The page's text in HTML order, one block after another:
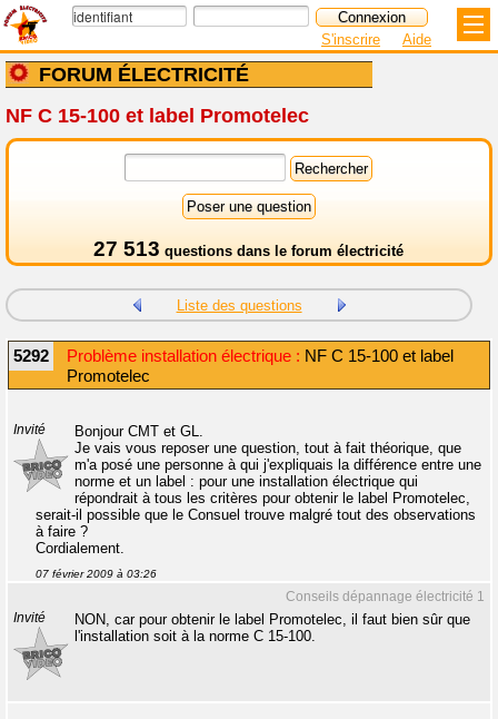
FORUM ÉLECTRICITÉ
S'inscrire Aide
NF C 15-100 et label Promotelec
27 513 questions dans le forum électricité
Liste des questions
5292 Problème installation électrique : NF C 15-100 et label
Promotelec
Invité
Bonjour CMT et GL.
Je vais vous reposer une question, tout à fait théorique, que
m'a posé une personne à qui j'expliquais la différence entre une
norme et un label : pour une installation électrique qui
répondrait à tous les critères pour obtenir le label Promotelec,
serait-il possible que le Consuel trouve malgré tout des observations
à faire ?
Cordialement.
07 février 2009 à 03:26
Conseils dépannage électricité 1
Invité
NON, car pour obtenir le label Promotelec, il faut bien sûr que
l'installation soit à la norme C 15-100.